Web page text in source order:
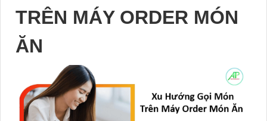
TRÊN MÁY ORDER MÓN
ĂN